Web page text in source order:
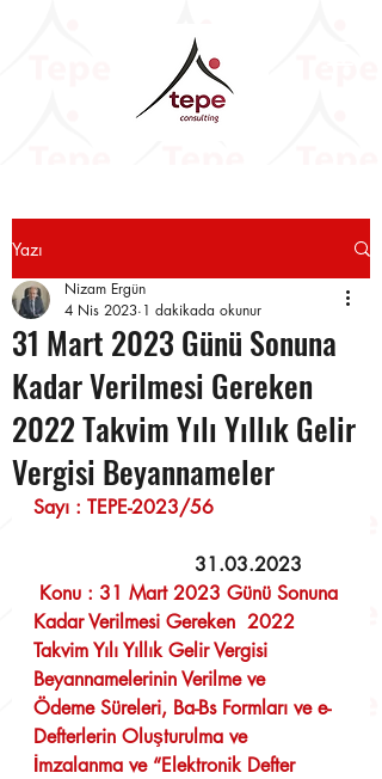
Yazı
31 Mart 2023 Günü Sonuna
Kadar Verilmesi Gereken
2022 Takvim Yılı Yıllık Gelir
Vergisi Beyannameler
Nizam Ergün
4 Nis 2023 1 dakikada okunur
Sayı : TEPE-2023/56
31.03.2023
Kadar Verilmesi Gereken  2022
Takvim Yılı Yıllık Gelir Vergisi
Beyannamelerinin Verilme ve
Ödeme Süreleri, Ba-Bs Formları ve e-
Defterlerin Oluşturulma ve
İmzalanma ve “Elektronik Defter